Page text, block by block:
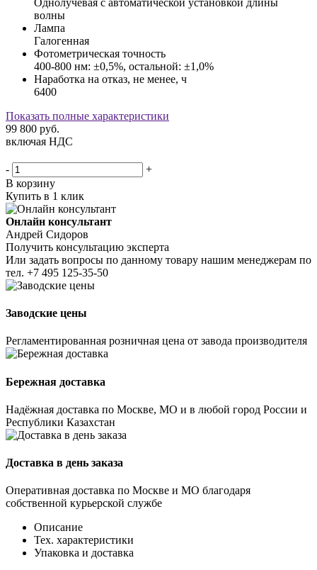
волны
Лампа
Галогенная
Фотометрическая точность
400-800 нм: ±0,5%, остальной: ±1,0%
Наработка на отказ, не менее, ч
6400
Показать полные характеристики
99 800 руб.
включая НДС
-
+
В корзину
Купить в 1 клик
Онлайн консультант
Андрей Сидоров
Получить консультацию эксперта
Или задать вопросы по данному товару нашим менеджерам по
тел. +7 495 125-35-50
Заводские цены
Регламентированная розничная цена от завода производителя
Бережная доставка
Надёжная доставка по Москве, МО и в любой город России и
Республики Казахстан
Доставка в день заказа
Оперативная доставка по Москве и МО благодаря
собственной курьерской службе
Описание
Тех. характеристики
Упаковка и доставка